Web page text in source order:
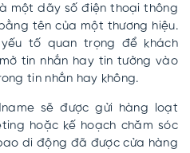
một dãy số điện thoại thông
tên của một thương hiệu.
tố quan trọng để khách
tin nhắn hay tin tưởng vào
tin nhắn hay không.
sẽ được gửi hàng loạt
hoặc kế hoạch chăm sóc
di động đã được cửa hàng